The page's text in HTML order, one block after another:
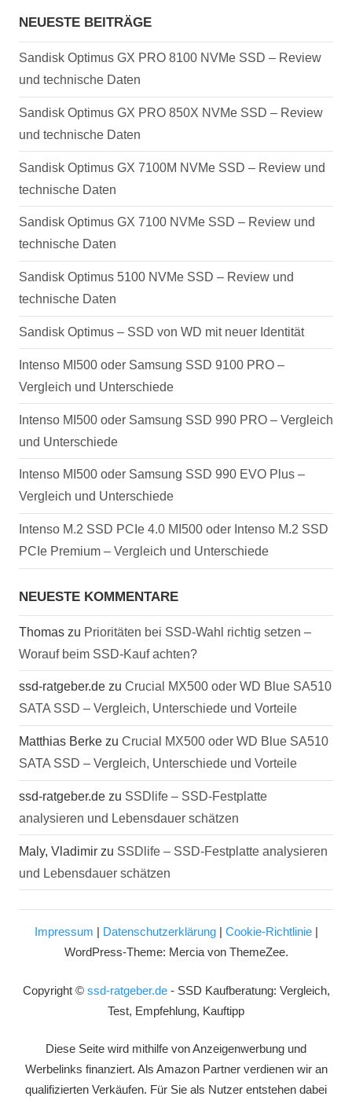
NEUESTE BEITRÄGE
Sandisk Optimus GX PRO 8100 NVMe SSD – Review
und technische Daten
Sandisk Optimus GX PRO 850X NVMe SSD – Review
und technische Daten
Sandisk Optimus GX 7100M NVMe SSD – Review und
technische Daten
Sandisk Optimus GX 7100 NVMe SSD – Review und
technische Daten
Sandisk Optimus 5100 NVMe SSD – Review und
technische Daten
Sandisk Optimus – SSD von WD mit neuer Identität
Intenso MI500 oder Samsung SSD 9100 PRO –
Vergleich und Unterschiede
Intenso MI500 oder Samsung SSD 990 PRO – Vergleich
und Unterschiede
Intenso MI500 oder Samsung SSD 990 EVO Plus –
Vergleich und Unterschiede
Intenso M.2 SSD PCIe 4.0 MI500 oder Intenso M.2 SSD
PCIe Premium – Vergleich und Unterschiede
NEUESTE KOMMENTARE
Thomas zu Prioritäten bei SSD-Wahl richtig setzen –
Worauf beim SSD-Kauf achten?
ssd-ratgeber.de zu Crucial MX500 oder WD Blue SA510
SATA SSD – Vergleich, Unterschiede und Vorteile
Matthias Berke zu Crucial MX500 oder WD Blue SA510
SATA SSD – Vergleich, Unterschiede und Vorteile
ssd-ratgeber.de zu SSDlife – SSD-Festplatte
analysieren und Lebensdauer schätzen
Maly, Vladimir zu SSDlife – SSD-Festplatte analysieren
und Lebensdauer schätzen
Impressum | Datenschutzerklärung| Cookie-Richtlinie|
WordPress-Theme: Mercia von ThemeZee.
Copyright © ssd-ratgeber.de- SSD Kaufberatung: Vergleich,
Test, Empfehlung, Kauftipp
Diese Seite wird mithilfe von Anzeigenwerbung und
Werbelinks finanziert. Als Amazon Partner verdienen wir an
qualifizierten Verkäufen. Für Sie als Nutzer entstehen dabei